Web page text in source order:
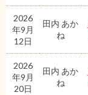
2026
年9月
12日
田内 あか
ね
2026
年9月
20日
田内 あか
ね